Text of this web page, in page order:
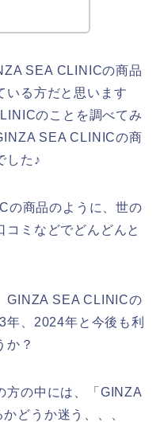
SEA CLINICの商品
いる方だと思います
のことを調べてみ
SEA CLINICの商
した♪
の商品のように、世の
コミなどでどんどんと
GINZA SEA CLINICの
、2024年と今後も利
か？
方の中には、「GINZA
どうか迷う、、、